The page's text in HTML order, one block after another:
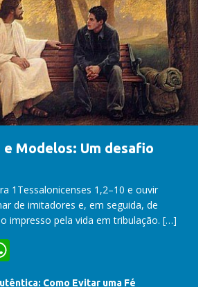
Modelos: Um desafio
1Tessalonicenses 1,2–10 e ouvir
de imitadores e, em seguida, de
impresso pela vida em tribulação. […]
h Como Evitar uma Fé